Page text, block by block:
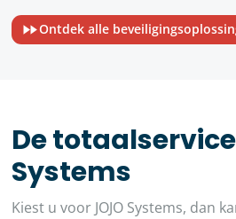
Ontdek alle
De
Systems
Kiest u voor JOJO Systems, dan